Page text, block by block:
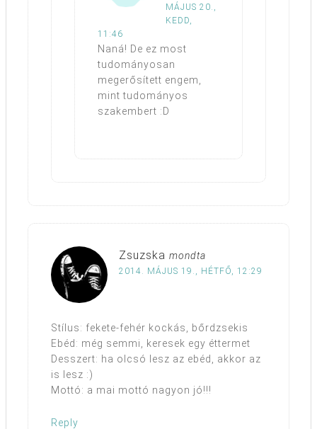
MÁJUS 20.,
KEDD,
11:46
Naná! De ez most
tudományosan
megerősített engem,
mint tudományos
szakembert :D
Zsuzska mondta
2014. MÁJUS 19., HÉTFŐ, 12:29
Stílus: fekete-fehér kockás, bőrdzsekis
Ebéd: még semmi, keresek egy éttermet
Desszert: ha olcsó lesz az ebéd, akkor az
is lesz :)
Mottó: a mai mottó nagyon jó!!!
Reply